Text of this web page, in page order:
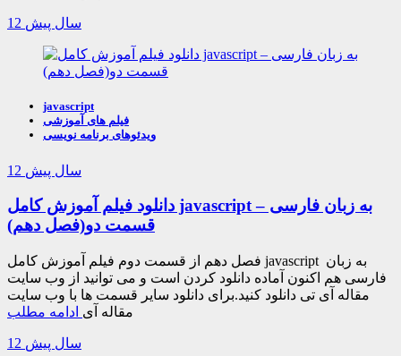
12 سال پیش
javascript
فیلم های آموزشی
ویدئوهای برنامه نویسی
12 سال پیش
دانلود فیلم آموزش کامل javascript به زبان فارسی –
قسمت دو(فصل دهم)
فصل دهم از قسمت دوم فیلم آموزش کامل javascript به زبان
فارسی هم اکنون آماده دانلود کردن است و می توانید از وب سایت
مقاله آی تی دانلود کنید.برای دانلود سایر قسمت ها با وب سایت
مقاله آی ادامه مطلب
12 سال پیش